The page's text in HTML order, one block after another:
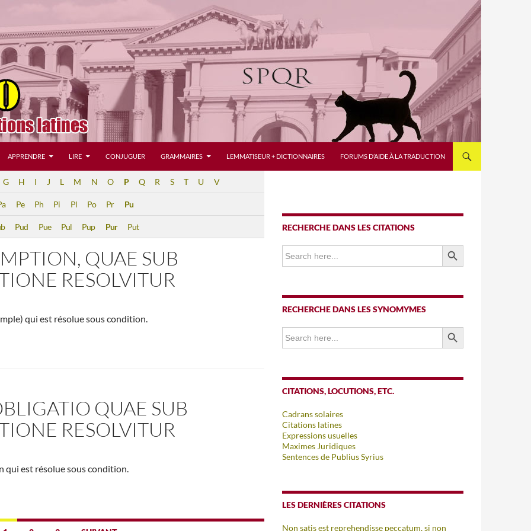
APPRENDRE LIRE CONJUGUER GRAMMAIRES LEMMATISEUR + DICTIONNAIRES FORUMS D’AIDE À LA TRADUCTION
G H I J L M N O P Q R S T U V
Pe Ph Pi Pl Po Pr Pu
Pud Pue Pul Pup Pur Put
QUAE SUB
RESOLVITUR
qui est résolue sous condition.
QUAE SUB
RESOLVITUR
qui est résolue sous condition.
RECHERCHE DANS LES CITATIONS
Search
for:
SEARCH BUTTON
RECHERCHE DANS LES SYNOMYMES
Search
for:
SEARCH BUTTON
CITATIONS, LOCUTIONS, ETC.
Cadrans solaires
Citations latines
Expressions usuelles
Maximes Juridiques
Sentences de Publius Syrius
LES DERNIÈRES CITATIONS
Non satis est reprehendisse peccatum, si non